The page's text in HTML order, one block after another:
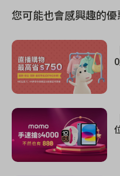
您可能也會感興趣的優